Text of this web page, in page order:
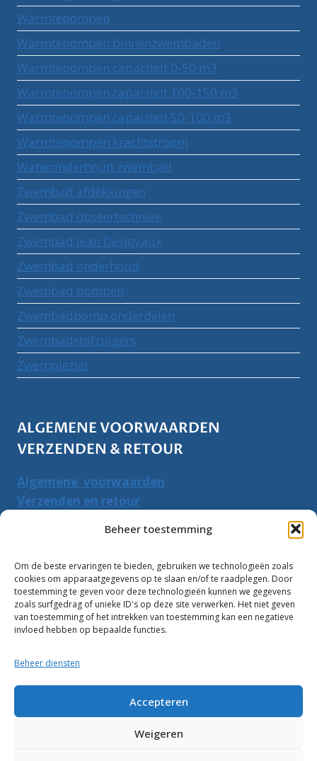
Beheer toestemming
Om de beste ervaringen te bieden, gebruiken we technologieën zoals
cookies om apparaatgegevens op te slaan en/of te raadplegen. Door
toestemming te geven voor deze technologieën kunnen we gegevens
zoals surfgedrag of unieke ID's op deze site verwerken. Het niet geven
van toestemming of het intrekken van toestemming kan een negatieve
invloed hebben op bepaalde functies.
Beheer diensten
Accepteren
Weigeren
Warmtepompen
Warmtepompen binnenzwembaden
Warmtepompen capaciteit 0-50 m3
Warmtepompen capaciteit 100-150 m3
Warmtepompen capaciteit 50-100 m3
Warmtepompen krachtstroom
Wateronderhoud zwembad
Zwembad afdekkingen
Zwembad doseertechniek
Zwembad Jean Desjoyaux
Zwembad onderhoud
Zwembad pompen
Zwembadpomp onderdelen
Zwembadstofzuigers
Zwemplezier
ALGEMENE VOORWAARDEN
VERZENDEN & RETOUR
Algemene voorwaarden
Verzenden en retour
PRODUCTEN ZOEKEN
Zoeken
naar:
Zoeken
10